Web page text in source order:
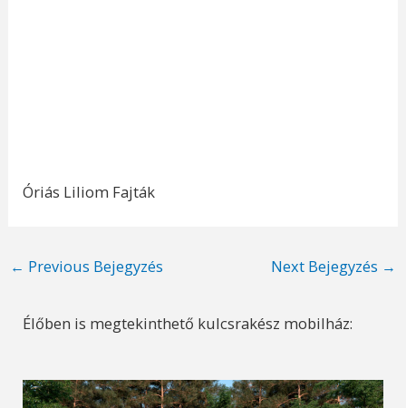
Óriás Liliom Fajták
Post
← Previous Bejegyzés Next Bejegyzés →
Élőben is megtekinthető kulcsrakész mobilház: